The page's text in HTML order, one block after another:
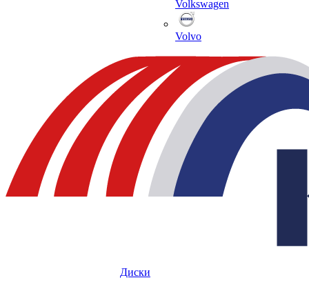
Volkswagen
Volvo
Диски